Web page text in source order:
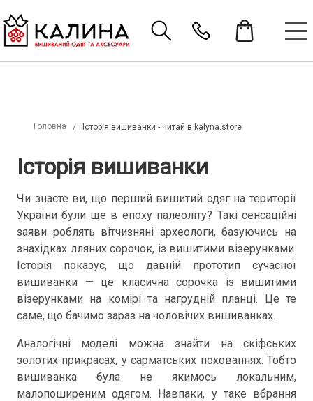
Головна Історія вишиванки - читай в kalyna.store
Історія вишиванки
Чи знаєте ви, що перший вишитий одяг на території
України були ще в епоху палеоліту? Такі сенсаційні
заяви роблять вітчизняні археологи, базуючись на
знахідках лляних сорочок, із вишитими візерунками.
Історія показує, що давній прототип сучасної
вишиванки — це класична сорочка із вишитими
візерунками на комірі та нагрудній планці. Це те
саме, що бачимо зараз на чоловічих вишиванках.
Аналогічні моделі можна знайти на скіфських
золотих прикрасах, у сарматських похованнях. Тобто
вишиванка була не якимось локальним,
малопоширеним одягом. Навпаки, у таке вбрання